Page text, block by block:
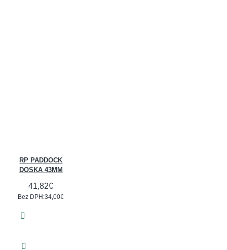
RP PADDOCK
DOSKA 43MM
41,82€
Bez DPH:34,00€